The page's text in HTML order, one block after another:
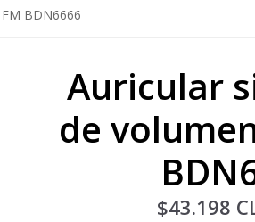
BDN6666
Auricular
de
$43.198